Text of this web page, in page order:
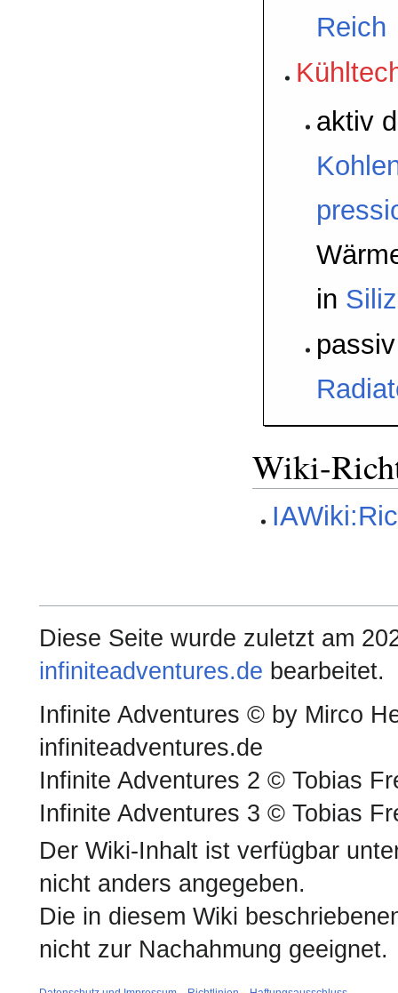
Reich
aktiv
in
Wiki-
Diese Seite wurde zuletzt am
infiniteadventures.de bearbeitet.
Infinite Adventures © by Mirco
infiniteadventures.de
Infinite Adventures 2 © Tobias
Infinite Adventures 3 © Tobias
Der Wiki-Inhalt ist verfügbar
nicht anders angegeben.
Die in diesem Wiki
nicht zur Nachahmung geeignet.